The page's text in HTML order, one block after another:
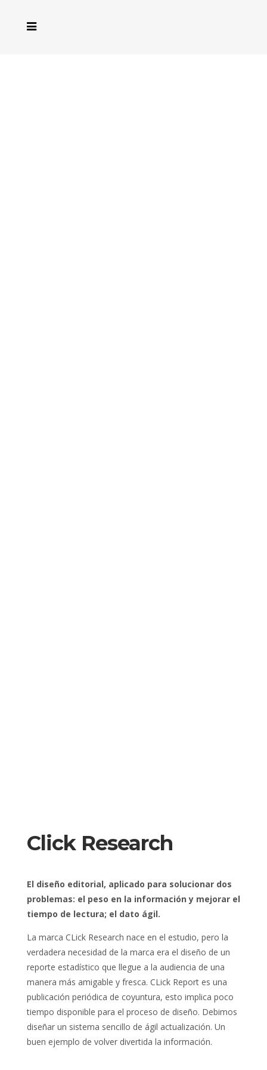
Click Research
El diseño editorial, aplicado para solucionar dos
problemas: el peso en la información y mejorar el
tiempo de lectura; el dato ágil.
La marca CLick Research nace en el estudio, pero la
verdadera necesidad de la marca era el diseño de un
reporte estadístico que llegue a la audiencia de una
manera más amigable y fresca. CLick Report es una
publicación periódica de coyuntura, esto implica poco
tiempo disponible para el proceso de diseño. Debimos
diseñar un sistema sencillo de ágil actualización. Un
buen ejemplo de volver divertida la información.